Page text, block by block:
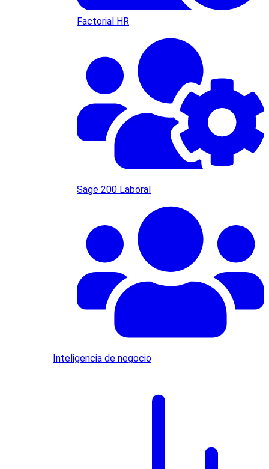
Factorial HR
Sage 200 Laboral
Inteligencia de negocio